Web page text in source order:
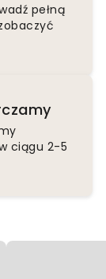
pełną
ciągu 2-5